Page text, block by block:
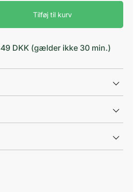
Tilføj til kurv
DKK (gælder ikke 30 min.)